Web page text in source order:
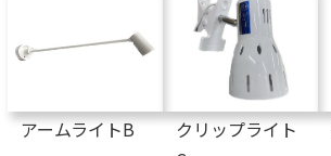
アームライトB
クリップライト